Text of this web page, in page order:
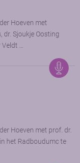
Hoeven met
dr. Sjoukje Oosting
Veldt …
Hoeven met prof. dr.
het Radboudumc te